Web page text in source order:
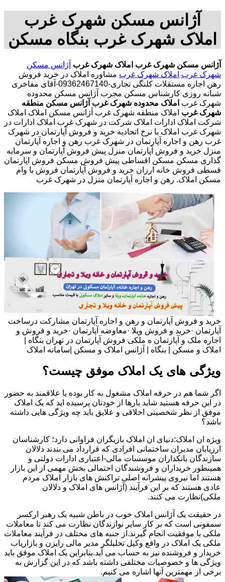
آژانس مسکن شهرک غرب
املاک شهرک غرب بنگاه مسکن
آژانس مسکن شهرک غرب املاک شهرک غرب آژانس مسکن
شهرک غرب املاک شهرک غرب مشاوره املاک در خرید فروش
رهن اجاره مستقلات کلنگی تجاری-09362467140-آقای مفاخری
شبانه روزی کارشناس مسکن مجرب آژانس مسکن محدوده
شهرک غرب املاک محدوده شهرک غرب آژانس مسکن منطقه
شهرک غرب املاک منطقه شهرک غرب آژانس مسکن املاک املاک
شرکت املاک ادارات املاک شرکت در شهرک غرب املاک ادارات در
شهرک غرب املاک با نرخ اتحادیه خرید و فروش آپارتمان در شهرک
غرب رهن و اجاره آپارتمان در شهرک غرب رهن و اجاره آپارتمان
منزل خرید و فروش آپارتمان منزل پیش فروش آپارتمان و سرمایه
گذاری مسکن مسکن اقساطی پیش فروش مسکن فروش اپارتمان
قسطی فروش خانه ارزان خرید و فروش آپارتمان فروش با وام
مسکن املاک. رهن و اجاره آپارتمان منزل در شهرک غرب
خرید و فروش آپارتمان و رهن و اجاره آپارتمان مشارکت درساخت
آپارتمان ·خرید و فروش ویلا ·معاوضه آپارتمان ·خرید و فروش و
اجاره ملک و آپارتمان ه ملکی فروش آپارتمان در تهران بنگاه |
املاک و مسکن | بنگاه | آژانس املاک و مسکن |سامانه املاک
ویژگی های یک املاک موفق چیست؟
اگر شما هم در حرفه املاک مشغول به کار بوده یا علاقمند به حضور
در این حرفه هستید شاید بارها از خودتان پرسیده اید که یک املاک
موفق از نظر شخصیتی اخلاقی و علایق باید چه ویژگی هایی داشته
باشد؟
ویژه ان املاک:دنیای ان املاک بازیگران فراوانی دارد؛ کارشناسان
ارزیابان مدیران ساختمانی افرادی که قرارداد می بندند دلالان
سازندگان بانکداران موسسات مالی-اعتباری ادارات دولتی و
همینطور خریداران و فروشندگان احتمالی بخش مهمی از این بازار
هستند اما نیروی پیشرانه اصلی تراکنش های بازار املاک مردم
عادی هستند که بر این فرآیند (آژانس های املاک و دلالان
ملکی)نظارت می کنند.
در حقیقت یک آژانس املاک خوب در باطن شبیه یک رهبر ارکسر
سمفونی است که بر کار سایر نوازندگان نظارت می کند تا معاملات
ملکی با موفقیت انجام گیرند.از جنبه های مختلف در فرآیند معاملات
ملکی یک املاک در واقع وکیل تحلیلگر مدیر مالی رایزن و بازاریاب
خریدار و فروشنده نیز به حساب می آید.بنابراین یک املاک موفق باید
ویژگی ها و خصوصیات مختلفی داشته باشد که در این گزارش به
برخی از مهمترین آنها اشاره می کنیم.